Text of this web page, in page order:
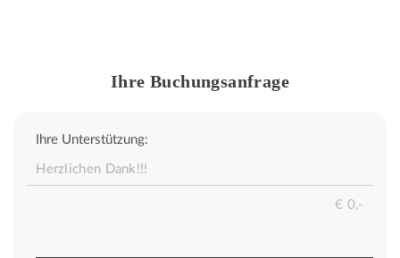
Ihre Buchungsanfrage
Ihre Unterstützung: